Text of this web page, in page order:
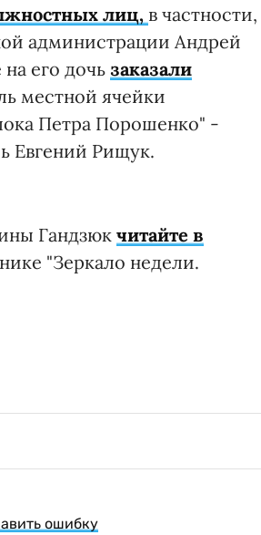
лиц, в частности,
администрации Андрей
его дочь заказали
местной ячейки
Петра Порошенко" -
Евгений Рищук.
Гандзюк читайте в
"Зеркало недели.
ошибку